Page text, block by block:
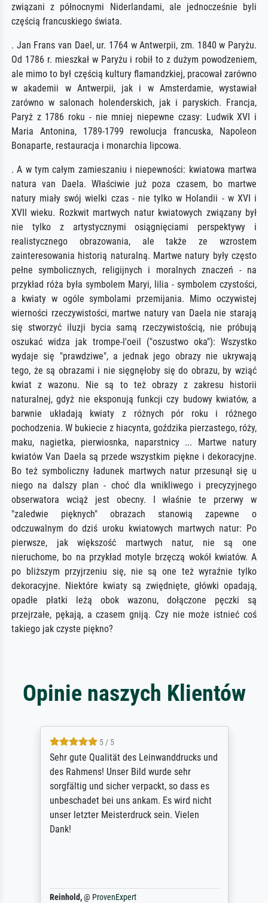
związani z północnymi Niderlandami, ale jednocześnie byli
częścią francuskiego świata.
. Jan Frans van Dael, ur. 1764 w Antwerpii, zm. 1840 w Paryżu.
Od 1786 r. mieszkał w Paryżu i robił to z dużym powodzeniem,
ale mimo to był częścią kultury flamandzkiej, pracował zarówno
w akademii w Antwerpii, jak i w Amsterdamie, wystawiał
zarówno w salonach holenderskich, jak i paryskich. Francja,
Paryż z 1786 roku - nie mniej niepewne czasy: Ludwik XVI i
Maria Antonina, 1789-1799 rewolucja francuska, Napoleon
Bonaparte, restauracja i monarchia lipcowa.
. A w tym całym zamieszaniu i niepewności: kwiatowa martwa
natura van Daela. Właściwie już poza czasem, bo martwe
natury miały swój wielki czas - nie tylko w Holandii - w XVI i
XVII wieku. Rozkwit martwych natur kwiatowych związany był
nie tylko z artystycznymi osiągnięciami perspektywy i
realistycznego obrazowania, ale także ze wzrostem
zainteresowania historią naturalną. Martwe natury były często
pełne symbolicznych, religijnych i moralnych znaczeń - na
przykład róża była symbolem Maryi, lilia - symbolem czystości,
a kwiaty w ogóle symbolami przemijania. Mimo oczywistej
wierności rzeczywistości, martwe natury van Daela nie starają
się stworzyć iluzji bycia samą rzeczywistością, nie próbują
oszukać widza jak trompe-l'oeil ("oszustwo oka"): Wszystko
wydaje się "prawdziwe", a jednak jego obrazy nie ukrywają
tego, że są obrazami i nie sięgnęłoby się do obrazu, by wziąć
kwiat z wazonu. Nie są to też obrazy z zakresu historii
naturalnej, gdyż nie eksponują funkcji czy budowy kwiatów, a
barwnie układają kwiaty z różnych pór roku i różnego
pochodzenia. W bukiecie z hiacynta, goździka pierzastego, róży,
maku, nagietka, pierwiosnka, naparstnicy ... Martwe natury
kwiatów Van Daela są przede wszystkim piękne i dekoracyjne.
Bo też symboliczny ładunek martwych natur przesunął się u
niego na dalszy plan - choć dla wnikliwego i precyzyjnego
obserwatora wciąż jest obecny. I właśnie te przerwy w
"zaledwie pięknych" obrazach stanowią zapewne o
odczuwalnym do dziś uroku kwiatowych martwych natur: Po
pierwsze, jak większość martwych natur, nie są one
nieruchome, bo na przykład motyle brzęczą wokół kwiatów. A
po bliższym przyjrzeniu się, nie są one też wyraźnie tylko
dekoracyjne. Niektóre kwiaty są zwiędnięte, główki opadają,
opadłe płatki leżą obok wazonu, dołączone pęczki są
przejrzałe, pękają, a czasem gniją. Czy nie może istnieć coś
takiego jak czyste piękno?
Opinie naszych Klientów
5 / 5
Sehr gute Qualität des Leinwanddrucks und
des Rahmens! Unser Bild wurde sehr
sorgfältig und sicher verpackt, so dass es
unbeschadet bei uns ankam. Es wird nicht
unser letzter Meisterdruck sein. Vielen
Dank!
Reinhold,@ ProvenExpert